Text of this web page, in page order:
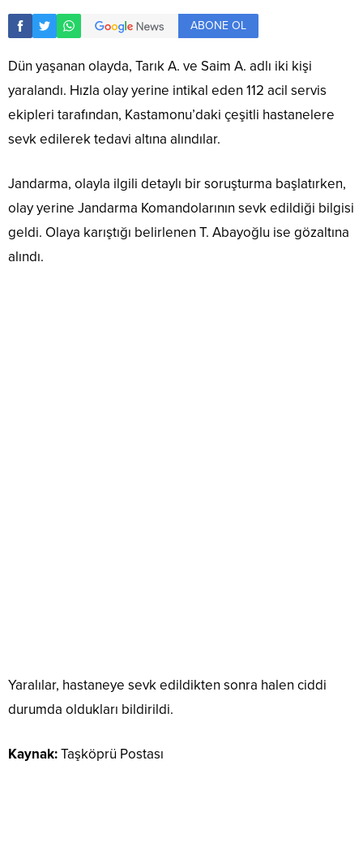
ABONE OL
Dün yaşanan olayda, Tarık A. ve Saim A. adlı iki kişi
yaralandı. Hızla olay yerine intikal eden 112 acil servis
ekipleri tarafından, Kastamonu’daki çeşitli hastanelere
sevk edilerek tedavi altına alındılar.
Jandarma, olayla ilgili detaylı bir soruşturma başlatırken,
olay yerine Jandarma Komandolarının sevk edildiği bilgisi
geldi. Olaya karıştığı belirlenen T. Abayoğlu ise gözaltına
alındı.
Yaralılar, hastaneye sevk edildikten sonra halen ciddi
durumda oldukları bildirildi.
Kaynak:Taşköprü Postası